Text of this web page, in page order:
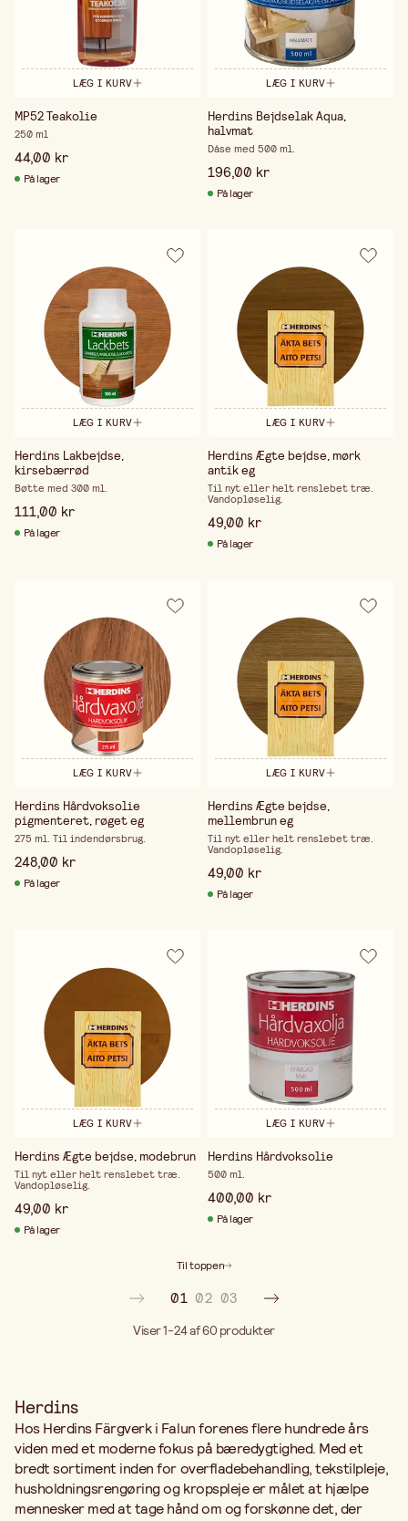
LÆG I KURV
MP52 Teakolie
250 ml
44,00 kr
På lager
LÆG I KURV
Herdins Bejdselak Aqua,
halvmat
Dåse med 500 ml.
196,00 kr
På lager
LÆG I KURV
Herdins Lakbejdse,
kirsebærrød
Bøtte med 300 ml.
111,00 kr
På lager
LÆG I KURV
Herdins Ægte bejdse, mørk
antik eg
Til nyt eller helt renslebet træ.
Vandopløselig.
49,00 kr
På lager
LÆG I KURV
Herdins Hårdvoksolie
pigmenteret, røget eg
275 ml. Til indendørsbrug.
248,00 kr
På lager
LÆG I KURV
Herdins Ægte bejdse,
mellembrun eg
Til nyt eller helt renslebet træ.
Vandopløselig.
49,00 kr
På lager
LÆG I KURV
Herdins Ægte bejdse, modebrun
Til nyt eller helt renslebet træ.
Vandopløselig.
49,00 kr
På lager
LÆG I KURV
Herdins Hårdvoksolie
500 ml.
400,00 kr
På lager
Til toppen
01 02 03
Viser 1-24 af 60 produkter
Herdins
Hos Herdins Färgverk i Falun forenes flere hundrede års
viden med et moderne fokus på bæredygtighed. Med et
bredt sortiment inden for overfladebehandling, tekstilpleje,
husholdningsrengøring og kropspleje er målet at hjælpe
mennesker med at tage hånd om og forskønne det, der